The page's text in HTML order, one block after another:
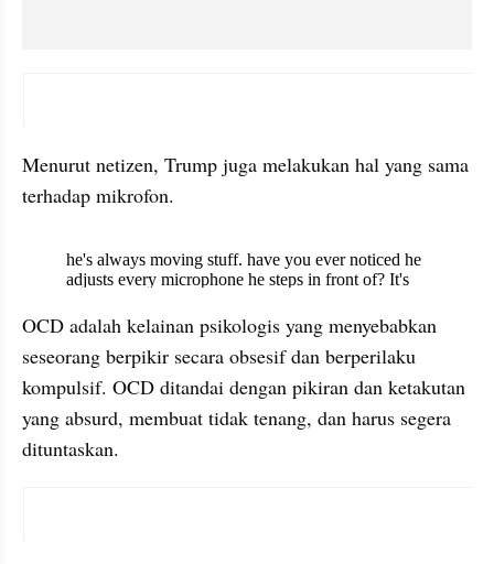
Menurut netizen, Trump juga melakukan hal yang sama
terhadap mikrofon.
X post embed
OCD adalah kelainan psikologis yang menyebabkan
seseorang berpikir secara obsesif dan berperilaku
kompulsif. OCD ditandai dengan pikiran dan ketakutan
yang absurd, membuat tidak tenang, dan harus segera
dituntaskan.